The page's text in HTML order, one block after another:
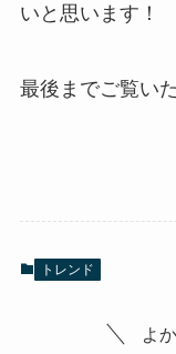
いと思います！
最後までご覧い
トレンド
よ